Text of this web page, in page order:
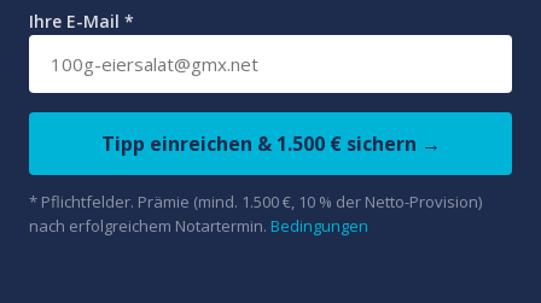
Ihre E-Mail *
Tipp einreichen & 1.500 € sichern →
* Pflichtfelder. Prämie (mind. 1.500 €, 10 % der Netto-Provision)
nach erfolgreichem Notartermin. Bedingungen